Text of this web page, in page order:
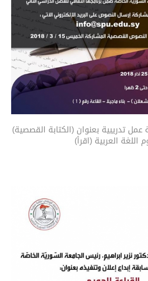
تدريبية بعنوان (الكتابة القصصية)
اللغة العربية (اقرأ)